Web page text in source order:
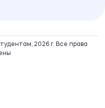
2026 г. Все права